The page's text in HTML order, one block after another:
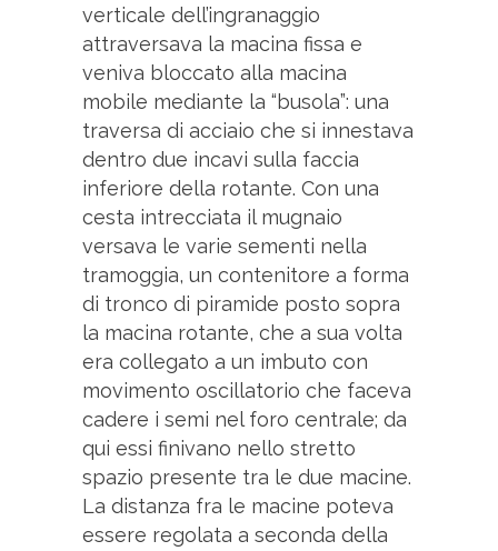
verticale dell’ingranaggio
attraversava la macina fissa e
veniva bloccato alla macina
mobile mediante la “busola”: una
traversa di acciaio che si innestava
dentro due incavi sulla faccia
inferiore della rotante. Con una
cesta intrecciata il mugnaio
versava le varie sementi nella
tramoggia, un contenitore a forma
di tronco di piramide posto sopra
la macina rotante, che a sua volta
era collegato a un imbuto con
movimento oscillatorio che faceva
cadere i semi nel foro centrale; da
qui essi finivano nello stretto
spazio presente tra le due macine.
La distanza fra le macine poteva
essere regolata a seconda della